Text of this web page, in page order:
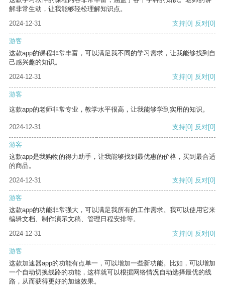
解非常生动，让我能够轻松理解知识点。
2024-12-31
支持[0] 反对[0]
游客
这款app的课程非常丰富，可以满足我不同的学习需求，让我能够找到自
己感兴趣的知识。
2024-12-31
支持[0] 反对[0]
游客
这款app的老师非常专业，教学水平很高，让我能够学到实用的知识。
2024-12-31 支持[0] 反对[0]
游客
这款app是我购物的得力助手，让我能够找到最优惠的价格，买到最合适
的商品。
2024-12-31
支持[0] 反对[0]
游客
这款app的功能非常强大，可以满足我所有的工作需求。我可以使用它来
编辑文档、制作演示文稿、管理日程安排等。
2024-12-31
支持[0] 反对[0]
游客
这款加速器app的功能有点单一，可以增加一些新功能。比如，可以增加
一个自动切换线路的功能，这样就可以根据网络情况自动选择最优的线
路，从而获得更好的加速效果。